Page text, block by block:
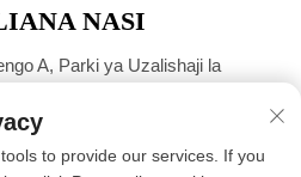
NASI
A, Parki ya Uzalishaji la
to provide our services. If you